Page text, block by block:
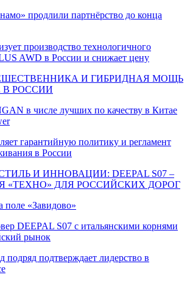
продлили партнёрство до конца
производство технологичного
AWD в России и снижает цену
И ГИБРИДНАЯ МОЩЬ
В РОССИИ
в числе лучших по качеству в Китае
гарантийную политику и регламент
в России
И ИННОВАЦИИ: DEEPAL S07 –
«ТЕХНО» ДЛЯ РОССИЙСКИХ ДОРОГ
поле «Завидово»
DEEPAL S07 с итальянскими корнями
рынок
подряд подтверждает лидерство в